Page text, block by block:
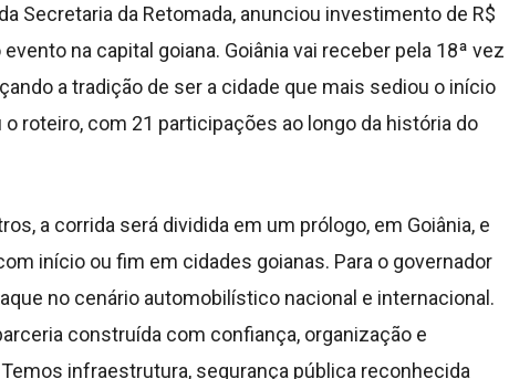
Secretaria da Retomada, anunciou investimento de R$
na capital goiana. Goiânia vai receber pela 18ª vez
a tradição de ser a cidade que mais sediou o início
roteiro, com 21 participações ao longo da história do
a corrida será dividida em um prólogo, em Goiânia, e
início ou fim em cidades goianas. Para o governador
no cenário automobilístico nacional e internacional.
construída com confiança, organização e
infraestrutura, segurança pública reconhecida